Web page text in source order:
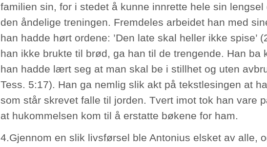
familien sin, for i stedet å kunne innrette hele sin
den åndelige treningen. Fremdeles arbeidet han med
han hadde hørt ordene: ’Den late skal heller ikke spise’
han ikke brukte til brød, ga han til de trengende. Han ba
han hadde lært seg at man skal be i stillhet og uten
Tess. 5:17). Han ga nemlig slik akt på tekstlesingen at
som står skrevet falle til jorden. Tvert imot tok han vare
at hukommelsen kom til å erstatte bøkene for ham.
4.Gjennom en slik livsførsel ble Antonius elsket av alle,